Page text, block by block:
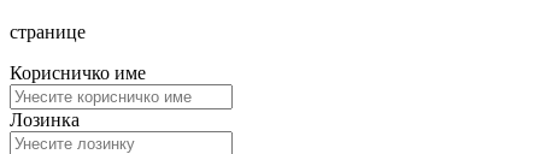
Корисничко име
Лозинка
странице